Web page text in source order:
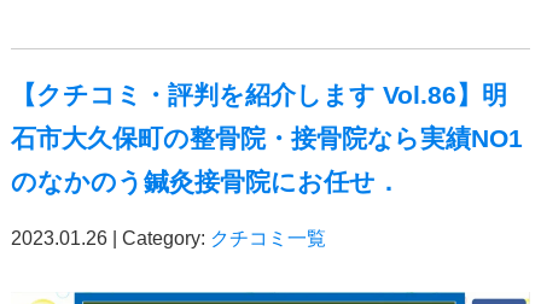
【クチコミ・評判を紹介します Vol.86】明
石市大久保町の整骨院・接骨院なら実績NO1
のなかのう鍼灸接骨院にお任せ．
2023.01.26 | Category: クチコミ一覧